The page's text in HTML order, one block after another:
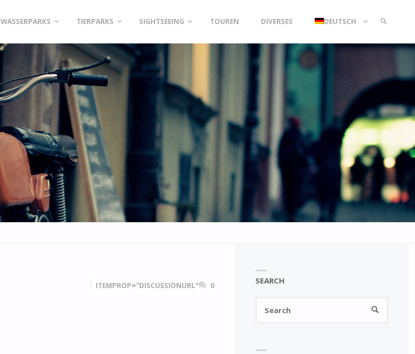
WASSERPARKS TIERPARKS SIGHTSEEING TOUREN DIVERSES DEUTSCH
ITEMPROP="DISCUSSIONURL" 0
SEARCH
SEARCH